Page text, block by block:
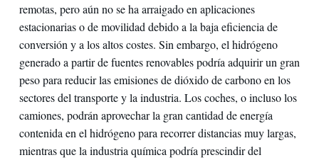
remotas, pero aún no se ha arraigado en aplicaciones
estacionarias o de movilidad debido a la baja eficiencia de
conversión y a los altos costes. Sin embargo, el hidrógeno
generado a partir de fuentes renovables podría adquirir un gran
peso para reducir las emisiones de dióxido de carbono en los
sectores del transporte y la industria. Los coches, o incluso los
camiones, podrán aprovechar la gran cantidad de energía
contenida en el hidrógeno para recorrer distancias muy largas,
mientras que la industria química podría prescindir del